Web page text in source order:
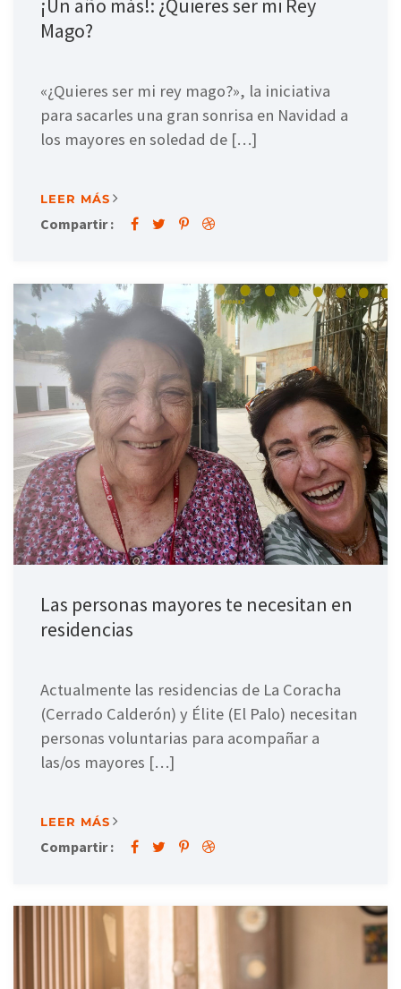
¡Un año más!: ¿Quieres ser mi Rey
Mago?
«¿Quieres ser mi rey mago?», la iniciativa
para sacarles una gran sonrisa en Navidad a
los mayores en soledad de […]
LEER MÁS
Compartir :
Las personas mayores te necesitan en
residencias
Actualmente las residencias de La Coracha
(Cerrado Calderón) y Élite (El Palo) necesitan
personas voluntarias para acompañar a
las/os mayores […]
LEER MÁS
Compartir :